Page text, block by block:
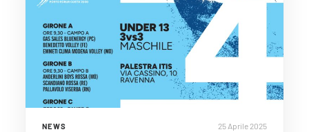
NEWS 25 Aprile 2025